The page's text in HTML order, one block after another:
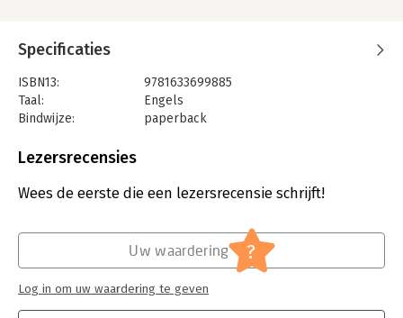
Specificaties
ISBN13:
9781633699885
Taal:
Engels
Bindwijze:
paperback
Uitgever:
Verschijningsdatum:
8-12-2020
Financieel management
HBR's 10 Must Reads
Lezersrecensies
Wees de eerste die een lezersrecensie schrijft!
Uw waardering ?
Log in om uw waardering te geven